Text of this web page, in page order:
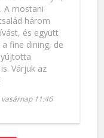
A mostani
három
és együtt
fine dining, de
Várjuk az
11:46